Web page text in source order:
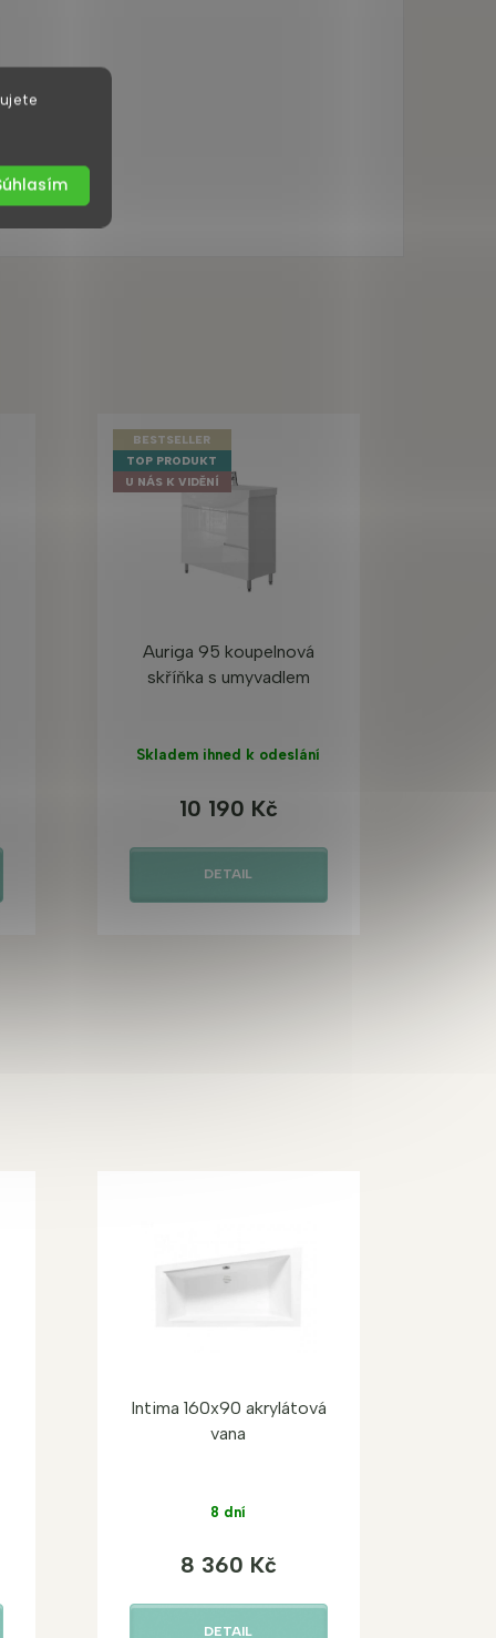
BESTSELLER
TOP PRODUKT
U NÁS K VIDĚNÍ
Auriga 95 koupelnová
skříňka s umyvadlem
Skladem ihned k odeslání
10 190 Kč
DETAIL
Intima 160x90 akrylátová
vana
8 dní
8 360 Kč
DETAIL